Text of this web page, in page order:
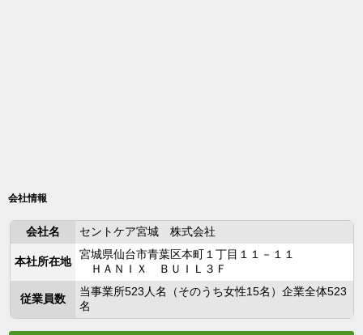
会社情報
会社名 セントケア宮城 株式会社
本社所在地
宮城県仙台市青葉区本町１丁目１１－１１
ＨＡＮＩＸ ＢＵＩＬ３Ｆ
従業員数
当事業所523人名（そのうち女性15名）企業全体523
名